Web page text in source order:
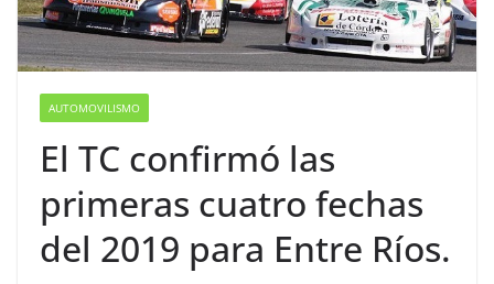
AUTOMOVILISMO
El TC confirmó las
primeras cuatro fechas
del 2019 para Entre Ríos.